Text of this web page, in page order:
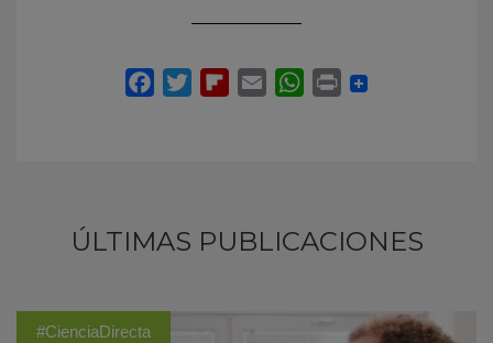
ÚLTIMAS PUBLICACIONES
#CienciaDirecta